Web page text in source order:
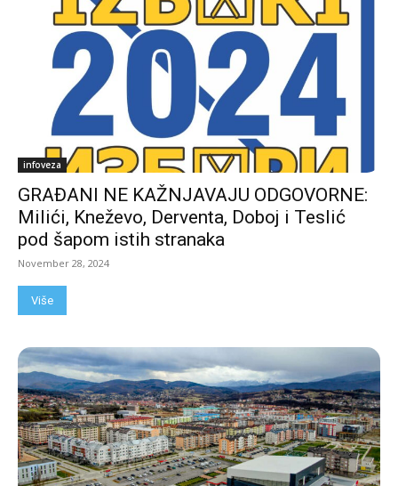
infoveza
GRAĐANI NE KAŽNJAVAJU ODGOVORNE:
Milići, Kneževo, Derventa, Doboj i Teslić
pod šapom istih stranaka
November 28, 2024
Više